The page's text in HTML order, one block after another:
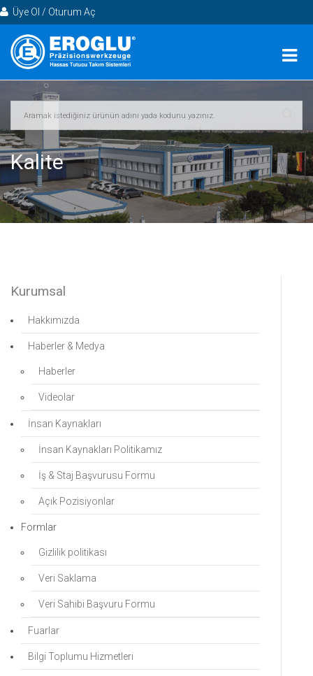
Üye Ol / Oturum Aç
Kalite
Kurumsal
Hakkımızda
Haberler & Medya
Haberler
Videolar
İnsan Kaynakları
İnsan Kaynakları Politikamız
İş & Staj Başvurusu Formu
Açık Pozisiyonlar
Formlar
Gizlilik politikası
Veri Saklama
Veri Sahibi Başvuru Formu
Fuarlar
Bilgi Toplumu Hizmetleri